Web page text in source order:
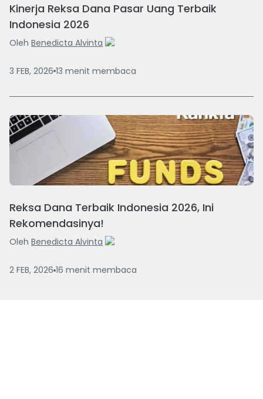
Kinerja Reksa Dana Pasar Uang Terbaik
Indonesia 2026
Oleh Benedicta Alvinta
3 FEB, 2026 13 menit membaca
Reksa Dana Terbaik Indonesia 2026, Ini
Rekomendasinya!
Oleh Benedicta Alvinta
2 FEB, 2026 16 menit membaca